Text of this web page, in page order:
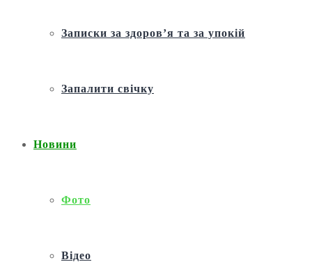
Записки за здоров’я та за упокій
Запалити свічку
Новини
Фото
Відео